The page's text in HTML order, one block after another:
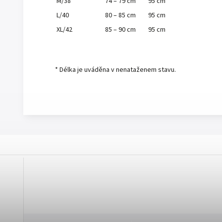
L/40
80 – 85 cm
95 cm
XL/42
85 – 90 cm 95 cm
* Délka je uváděna v nenataženem stavu.